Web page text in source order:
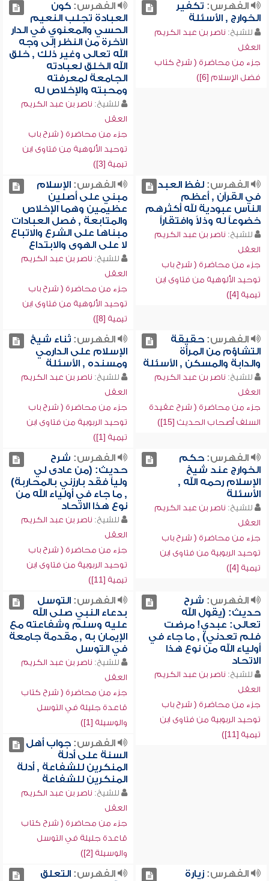
الفهرس: تكفير
الخوارج , الأسئلة
للشيخ: ناصر بن عبد الكريم
العقل
جزء من محاضرة ( شرح كتاب
فضل الإسلام [6])
الفهرس:كون
العبادة تجلب النعيم
الحسي والمعنوي في الدار
الآخرة من النظر إلى وجه
الله تعالى وغير ذلك , خلق
الله الخلق لعبادته
الجامعة لمعرفته
ومحبته والإخلاص له
للشيخ: ناصر بن عبد الكريم
العقل
جزء من محاضرة ( شرح باب
توحيد الألوهية من فتاوى ابن
تيمية [3])
الفهرس:لفظ العبد
في القرآن , أعظم
الناس عبودية لله أكثرهم
خضوعاً له وذلاً وافتقاراً
للشيخ: ناصر بن عبد الكريم
العقل
جزء من محاضرة ( شرح باب
توحيد الألوهية من فتاوى ابن
تيمية [4])
الفهرس:الإسلام
مبني على أصلين
عظيمين وهما الإخلاص
والمتابعة , فصل العبادات
مبناها على الشرع والاتباع
لا على الهوى والابتداع
للشيخ: ناصر بن عبد الكريم
العقل
جزء من محاضرة ( شرح باب
توحيد الألوهية من فتاوى ابن
تيمية [8])
الفهرس:حقيقة
التشاؤم من المرأة
والدابة والمسكن , الأسئلة
للشيخ: ناصر بن عبد الكريم
العقل
جزء من محاضرة ( شرح عقيدة
السلف أصحاب الحديث [15])
الفهرس:ثناء شيخ
الإسلام على الدارمي
ومسنده , الأسئلة
للشيخ: ناصر بن عبد الكريم
العقل
جزء من محاضرة ( شرح باب
توحيد الربوبية من فتاوى ابن
تيمية [1])
الفهرس:حكم
الخوارج عند شيخ
الإسلام رحمه الله ,
الأسئلة
للشيخ: ناصر بن عبد الكريم
العقل
جزء من محاضرة ( شرح باب
توحيد الربوبية من فتاوى ابن
تيمية [4])
الفهرس: شرح
حديث: (من عادى لي
ولياً فقد بارزني بالمحاربة)
, ما جاء في أولياء الله من
نوع هذا الاتحاد
للشيخ: ناصر بن عبد الكريم
العقل
جزء من محاضرة ( شرح باب
توحيد الربوبية من فتاوى ابن
تيمية [11])
الفهرس: شرح
حديث: (يقول الله
تعالى: عبدي! مرضت
فلم تعدني) , ما جاء في
أولياء الله من نوع هذا
الاتحاد
للشيخ: ناصر بن عبد الكريم
العقل
جزء من محاضرة ( شرح باب
توحيد الربوبية من فتاوى ابن
تيمية [11])
الفهرس:التوسل
بدعاء النبي صلى الله
عليه وسلم وشفاعته مع
الإيمان به , مقدمة جامعة
في التوسل
للشيخ: ناصر بن عبد الكريم
العقل
جزء من محاضرة ( شرح كتاب
قاعدة جليلة في التوسل
والوسيلة [1])
الفهرس:جواب أهل
السنة على أدلة
المنكرين للشفاعة , أدلة
المنكرين للشفاعة
للشيخ: ناصر بن عبد الكريم
العقل
جزء من محاضرة ( شرح كتاب
قاعدة جليلة في التوسل
والوسيلة [2])
الفهرس:زيارة
الفهرس:التعلق